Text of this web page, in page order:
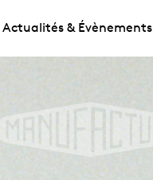
Actualités & Évènements